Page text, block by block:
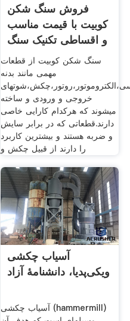
فروش سنگ شکن
کوبیت با قیمت مناسب
و اقساطی تکنیک سنگ
شکن
سنگ شکن کوبیت از قطعات
مهمی مانند بدنه
خروجی و ورودی و ساخته
میشوند که هرکدام کارایی خاصی
دارند.قطعاتی که در برابر سایش
و ضربه هستند و بیشترین کاربرد
را دارند از قبیل چکش و
آسیاب چکشی
ویکی‌پدیا، دانشنامهٔ آزاد
آسیاب چکشی (hammermill)